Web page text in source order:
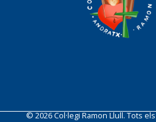
© 2026 Col·legi Ramon Llull. Tots